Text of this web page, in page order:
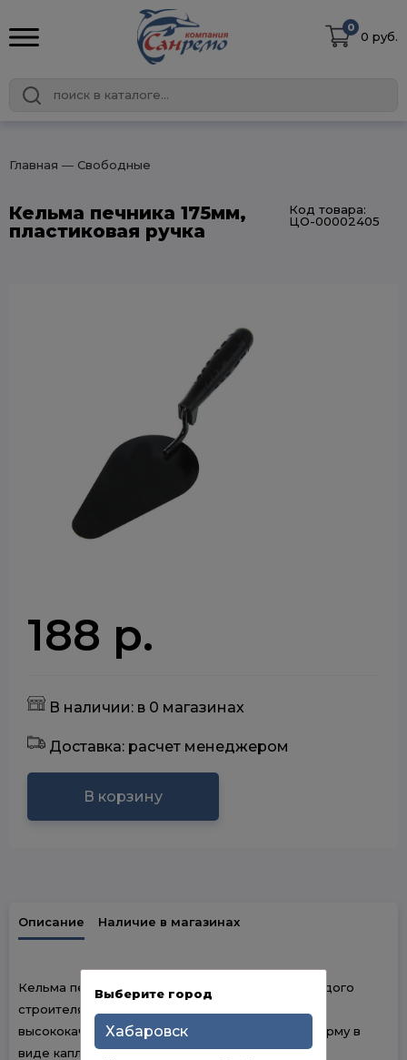
0
0 руб.
Главная ― Свободные
Кельма печника 175мм,
пластиковая ручка
Код товара:
ЦО-00002405
188 р.
В наличии: в 0 магазинах
Доставка: расчет менеджером
В корзину
Описание Наличие в магазинах
Кельма печника — отличный помощник для каждого
строителя. Данная модель выполнена из
высококачественной стали и имеет удобную форму в
виде капли. Инструмент используется для:
Выберите город
Хабаровск